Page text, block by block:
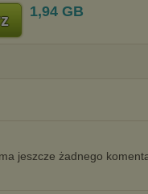
1,94 GB
jeszcze żadnego